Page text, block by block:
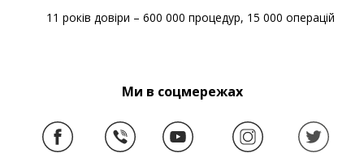
11 років довіри – 600 000 процедур, 15 000 операцій
Ми в соцмережах